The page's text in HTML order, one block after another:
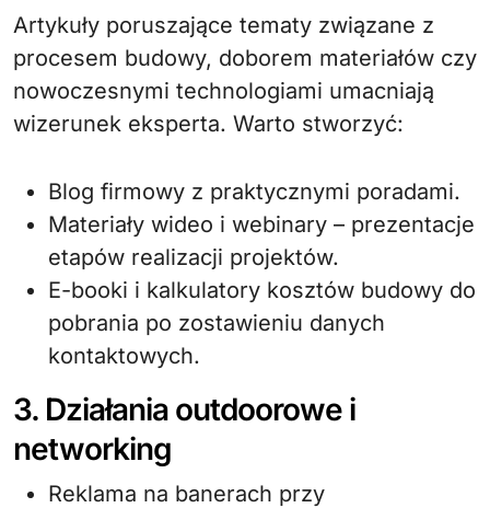
Artykuły poruszające tematy związane z
procesem budowy, doborem materiałów czy
nowoczesnymi technologiami umacniają
wizerunek eksperta. Warto stworzyć:
Blog firmowy z praktycznymi poradami.
Materiały wideo i webinary – prezentacje
etapów realizacji projektów.
E-booki i kalkulatory kosztów budowy do
pobrania po zostawieniu danych
kontaktowych.
3. Działania outdoorowe i
networking
Reklama na banerach przy